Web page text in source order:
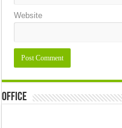
Website
Office